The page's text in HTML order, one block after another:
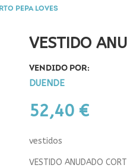
PEPA LOVES
VESTIDO
VENDIDO POR:
DUENDE
52,40 €
vestidos
VESTIDO ANUDADO